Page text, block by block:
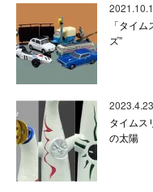
「タイ
ズ”
2023.4.23
タイムス
の太陽